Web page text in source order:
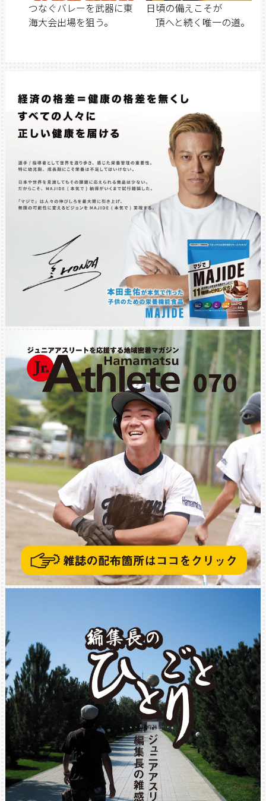
つなぐバレーを武器に東
海大会出場を狙う。
日頃の備えこそが
頂へと続く唯一の道。